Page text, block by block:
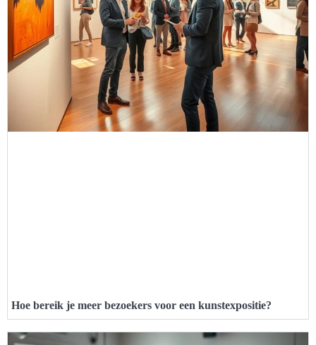
Hoe bereik je meer bezoekers voor een kunstexpositie?